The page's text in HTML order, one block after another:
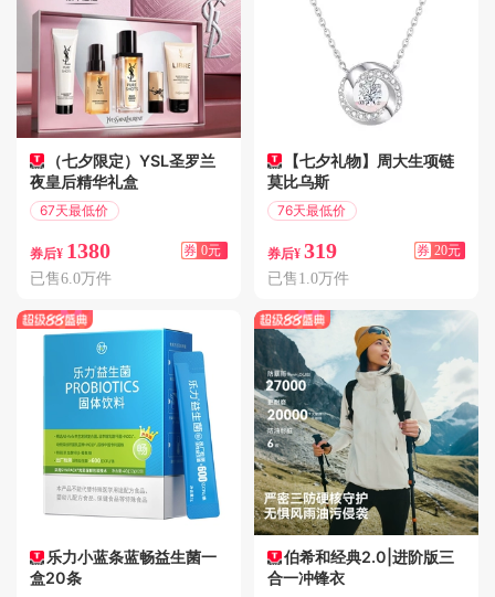
（七夕限定）YSL圣罗兰
夜皇后精华礼盒
67天最低价
券后¥ 1380 券 0元
已售6.0万件
乐力小蓝条蓝畅益生菌一
盒20条
【七夕礼物】周大生项链
莫比乌斯
76天最低价
券后¥ 319 券 20元
已售1.0万件
伯希和经典2.0|进阶版三
合一冲锋衣